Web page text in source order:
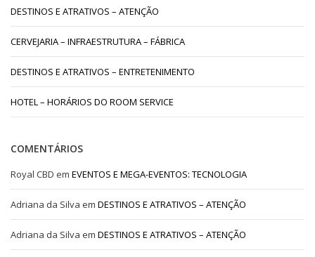
DESTINOS E ATRATIVOS – ATENÇÃO
CERVEJARIA – INFRAESTRUTURA – FÁBRICA
DESTINOS E ATRATIVOS – ENTRETENIMENTO
HOTEL – HORÁRIOS DO ROOM SERVICE
COMENTÁRIOS
Royal CBD em EVENTOS E MEGA-EVENTOS: TECNOLOGIA
Adriana da Silva em DESTINOS E ATRATIVOS – ATENÇÃO
Adriana da Silva em DESTINOS E ATRATIVOS – ATENÇÃO